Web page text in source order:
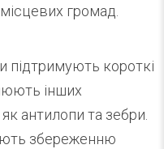
громад.
підтримують короткі
інших
антилопи та зебри.
збереженню